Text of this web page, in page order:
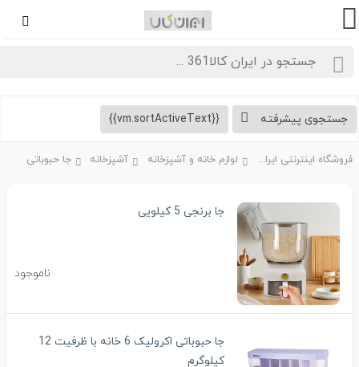
پیشرفته
فروشگاه اینترنتی ایران کالا361 لوازم خانه و آشپزخانه آشپزخانه جا حبوباتی
جا برنجی 5 کیلویی
ناموجود
جا حبوباتی اکرولیک 6 خانه با ظرفیت 12
کیلوگرم